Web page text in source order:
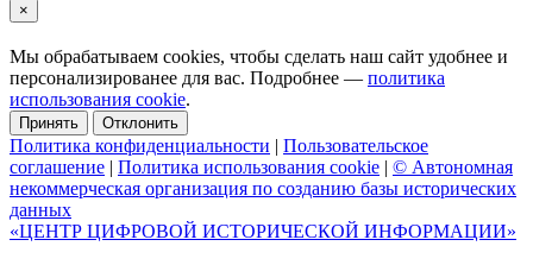
×
Мы обрабатываем cookies, чтобы сделать наш сайт удобнее и
персонализированее для вас. Подробнее — политика
использования cookie.
Принять Отклонить
Политика конфиденциальности | Пользовательское
соглашение | Политика использования cookie | © Автономная
некоммерческая организация по созданию базы исторических
данных
«ЦЕНТР ЦИФРОВОЙ ИСТОРИЧЕСКОЙ ИНФОРМАЦИИ»